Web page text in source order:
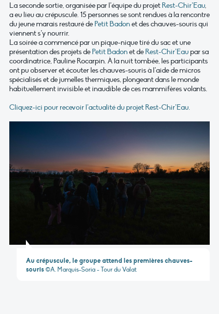
La seconde sortie, organisée par l’équipe du projet Rest-Chir’Eau,
a eu lieu au crépuscule. 15 personnes se sont rendues à la rencontre
du jeune marais restauré de Petit Badonet des chauves-souris qui
viennent s’y nourrir.
La soirée a commencé par un pique-nique tiré du sac et une
présentation des projets de Petit Badonet de Rest-Chir’Eaupar sa
coordinatrice, Pauline Rocarpin. À la nuit tombée, les participants
ont pu observer et écouter les chauves-souris à l’aide de micros
spécialisés et de jumelles thermiques, plongeant dans le monde
habituellement invisible et inaudible de ces mammifères volants.
Cliquez-ici pour recevoir l’actualité du projet Rest-Chir’Eau.
Au crépuscule, le groupe attend les premières chauves-
souris©A. Marquis-Soria - Tour du Valat